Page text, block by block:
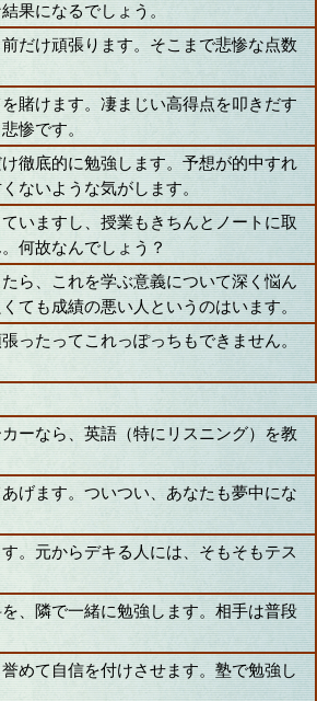
果になるでしょう。
だけ頑張ります。そこまで悲惨な点数
賭けます。凄まじい高得点を叩きだす
惨です。
徹底的に勉強します。予想が的中すれ
ないような気がします。
いますし、授業もきちんとノートに取
何故なんでしょう？
ら、これを学ぶ意義について深く悩ん
ても成績の悪い人というのはいます。
ったってこれっぽっちもできません。
ーなら、英語（特にリスニング）を教
げます。ついつい、あなたも夢中にな
。元からデキる人には、そもそもテス
、隣で一緒に勉強します。相手は普段
めて自信を付けさせます。塾で勉強し